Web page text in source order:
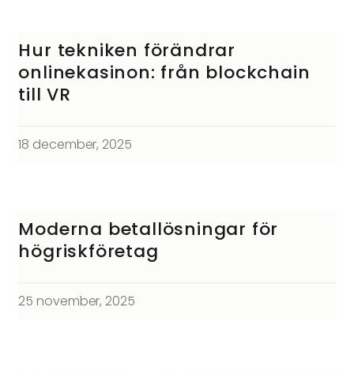
Hur tekniken förändrar
onlinekasinon: från blockchain
till VR
18 december, 2025
Moderna betallösningar för
högriskföretag
25 november, 2025